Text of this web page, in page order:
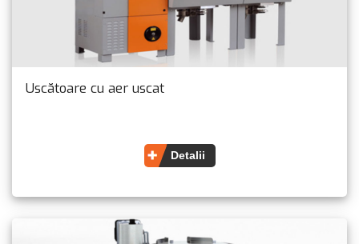
Uscătoare cu aer uscat
Detalii